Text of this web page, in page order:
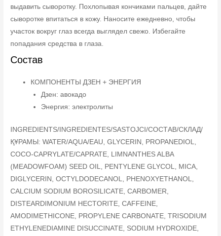
выдавить сыворотку. Похлопывая кончиками пальцев, дайте
сыворотке впитаться в кожу. Наносите ежедневно, чтобы
участок вокруг глаз всегда выглядел свежо. Избегайте
попадания средства в глаза.
Состав
КОМПОНЕНТЫ ДЗЕН + ЭНЕРГИЯ
Дзен: авокадо
Энергия: электролиты
INGREDIENTS/INGREDIENTES/SASTOJCI/СОСТАВ/СКЛАД/
ҚҰРАМЫ: WATER/AQUA/EAU, GLYCERIN, PROPANEDIOL,
COCO-CAPRYLATE/CAPRATE, LIMNANTHES ALBA
(MEADOWFOAM) SEED OIL, PENTYLENE GLYCOL, MICA,
DIGLYCERIN, OCTYLDODECANOL, PHENOXYETHANOL,
CALCIUM SODIUM BOROSILICATE, CARBOMER,
DISTEARDIMONIUM HECTORITE, CAFFEINE,
AMODIMETHICONE, PROPYLENE CARBONATE, TRISODIUM
ETHYLENEDIAMINE DISUCCINATE, SODIUM HYDROXIDE,